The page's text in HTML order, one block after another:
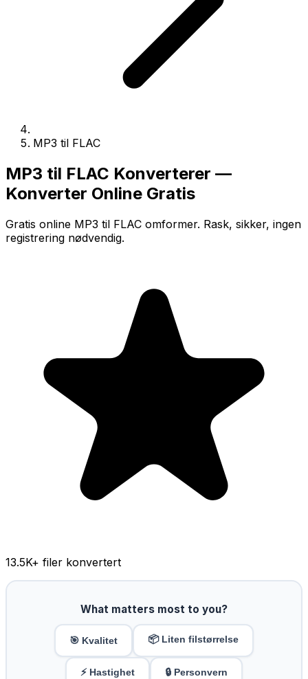
MP3 til FLAC
MP3 til FLAC Konverterer —
Konverter Online Gratis
Gratis online MP3 til FLAC omformer. Rask, sikker, ingen
registrering nødvendig.
13.5K+ filer konvertert
What matters most to you?
🎯 Kvalitet 📦 Liten filstørrelse
⚡ Hastighet 🔒 Personvern